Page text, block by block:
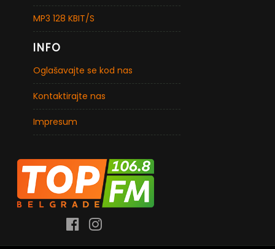
MP3 128 KBIT/S
INFO
Oglašavajte se kod nas
Kontaktirajte nas
Impresum